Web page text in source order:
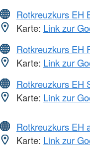
Rotkreuzkurs EH
Karte: Link zur
Rotkreuzkurs EH
Karte: Link zur
Rotkreuzkurs EH
Karte: Link zur
Rotkreuzkurs EH
Karte: Link zur